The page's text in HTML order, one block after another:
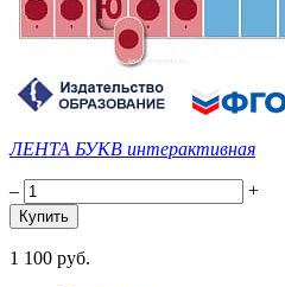
ЛЕНТА БУКВ интерактивная
– +
1 100 руб.